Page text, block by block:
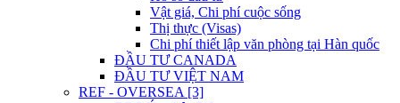
Vật giá, Chi phí cuộc sống
Thị thực (Visas)
Chi phí thiết lập văn phòng tại Hàn quốc
ĐẦU TƯ CANADA
ĐẦU TƯ VIỆT NAM
REF - OVERSEA [3]